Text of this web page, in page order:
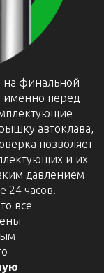
на финальной
именно перед
автоклава,
позволяет
и их
давлением
24 часов.
все